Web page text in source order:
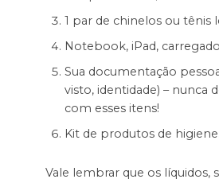
1 par de chinelos ou tênis
Notebook, iPad,
Sua documentação
visto, identidade) – nunca
com esses itens!
Kit de produtos de higiene.
Vale lembrar que os líquidos,